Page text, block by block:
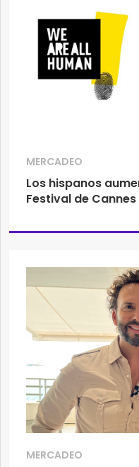
MERCADEO
Los hispanos
Festival de Cannes
MERCADEO